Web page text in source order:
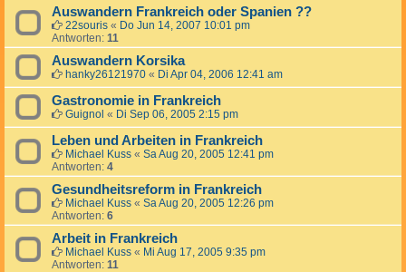
Auswandern Frankreich oder Spanien ??
22souris « Do Jun 14, 2007 10:01 pm
Antworten: 11
Auswandern Korsika
hanky26121970 « Di Apr 04, 2006 12:41 am
Gastronomie in Frankreich
Guignol « Di Sep 06, 2005 2:15 pm
Leben und Arbeiten in Frankreich
Michael Kuss « Sa Aug 20, 2005 12:41 pm
Antworten: 4
Gesundheitsreform in Frankreich
Michael Kuss « Sa Aug 20, 2005 12:26 pm
Antworten: 6
Arbeit in Frankreich
Michael Kuss « Mi Aug 17, 2005 9:35 pm
Antworten: 11